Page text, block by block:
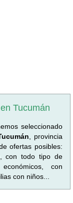
Tucumán
seleccionado
, provincia
ofertas posibles:
con todo tipo de
con
con niños...